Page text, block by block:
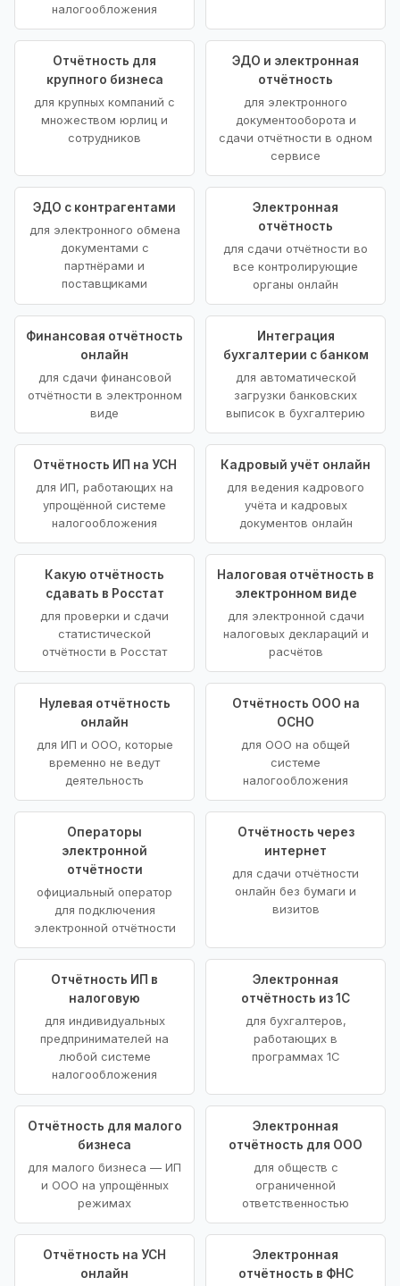
налогообложения
Отчётность для
крупного бизнеса
для крупных компаний с
множеством юрлиц и
сотрудников
ЭДО и электронная
отчётность
для электронного
документооборота и
сдачи отчётности в одном
сервисе
ЭДО с контрагентами
для электронного обмена
документами с
партнёрами и
поставщиками
Электронная
отчётность
для сдачи отчётности во
все контролирующие
органы онлайн
Финансовая отчётность
онлайн
для сдачи финансовой
отчётности в электронном
виде
Интеграция
бухгалтерии с банком
для автоматической
загрузки банковских
выписок в бухгалтерию
Отчётность ИП на УСН
для ИП, работающих на
упрощённой системе
налогообложения
Кадровый учёт онлайн
для ведения кадрового
учёта и кадровых
документов онлайн
Какую отчётность
сдавать в Росстат
для проверки и сдачи
статистической
отчётности в Росстат
Налоговая отчётность в
электронном виде
для электронной сдачи
налоговых деклараций и
расчётов
Нулевая отчётность
онлайн
для ИП и ООО, которые
временно не ведут
деятельность
Отчётность ООО на
ОСНО
для ООО на общей
системе
налогообложения
Операторы
электронной
отчётности
официальный оператор
для подключения
электронной отчётности
Отчётность через
интернет
для сдачи отчётности
онлайн без бумаги и
визитов
Отчётность ИП в
налоговую
для индивидуальных
предпринимателей на
любой системе
налогообложения
Электронная
отчётность из 1С
для бухгалтеров,
работающих в
программах 1С
Отчётность для малого
бизнеса
для малого бизнеса — ИП
и ООО на упрощённых
режимах
Электронная
отчётность для ООО
для обществ с
ограниченной
ответственностью
Отчётность на УСН
онлайн
Электронная
отчётность в ФНС